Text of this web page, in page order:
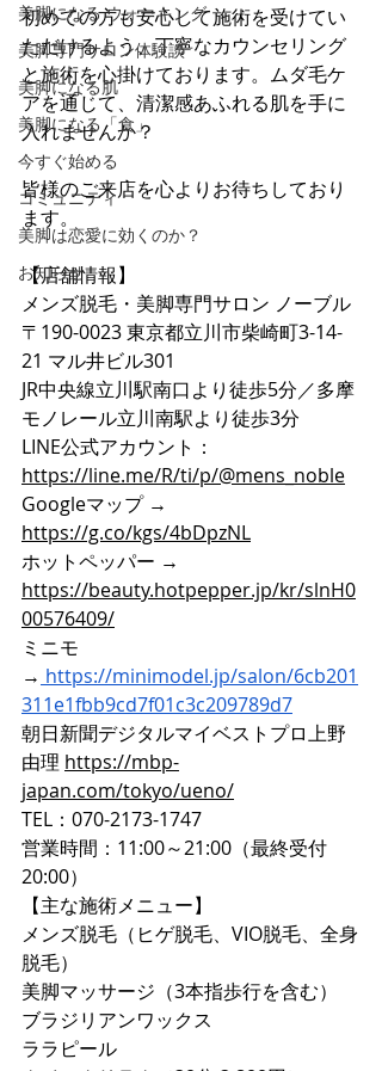
美脚になる ウォーキング
美脚専門サロン体験談
美脚になる肌
美脚になる「食」
今すぐ始める
コミュニティ
美脚は恋愛に効くのか？
お知らせ
初めての方も安心して施術を受けてい
ただけるよう、丁寧なカウンセリング
と施術を心掛けております。ムダ毛ケ
アを通じて、清潔感あふれる肌を手に
入れませんか？
皆様のご来店を心よりお待ちしており
ます。
【店舗情報】
メンズ脱毛・美脚専門サロン ノーブル
〒190-0023 東京都立川市柴崎町3-14-
21 マル井ビル301
JR中央線立川駅南口より徒歩5分／多摩
モノレール立川南駅より徒歩3分
LINE公式アカウント：
https://line.me/R/ti/p/@mens_noble
Googleマップ →
https://g.co/kgs/4bDpzNL
ホットペッパー →
https://beauty.hotpepper.jp/kr/slnH0
00576409/
ミニモ
→ https://minimodel.jp/salon/6cb201
311e1fbb9cd7f01c3c209789d7
朝日新聞デジタルマイベストプロ上野
由理 https://mbp-
japan.com/tokyo/ueno/
TEL：070-2173-1747
営業時間：11:00～21:00（最終受付
20:00）
【主な施術メニュー】
メンズ脱毛（ヒゲ脱毛、VIO脱毛、全身
脱毛）
美脚マッサージ（3本指歩行を含む）
ブラジリアンワックス
ララピール